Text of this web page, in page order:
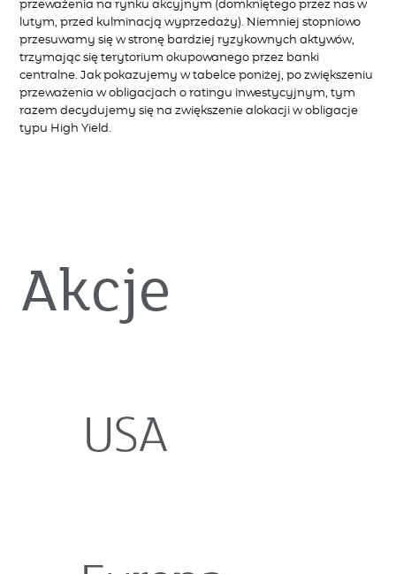
przeważenia na rynku akcyjnym (domkniętego przez nas w
lutym, przed kulminacją wyprzedaży). Niemniej stopniowo
przesuwamy się w stronę bardziej ryzykownych aktywów,
trzymając się terytorium okupowanego przez banki
centralne. Jak pokazujemy w tabelce poniżej, po zwiększeniu
przeważenia w obligacjach o ratingu inwestycyjnym, tym
razem decydujemy się na zwiększenie alokacji w obligacje
typu High Yield.